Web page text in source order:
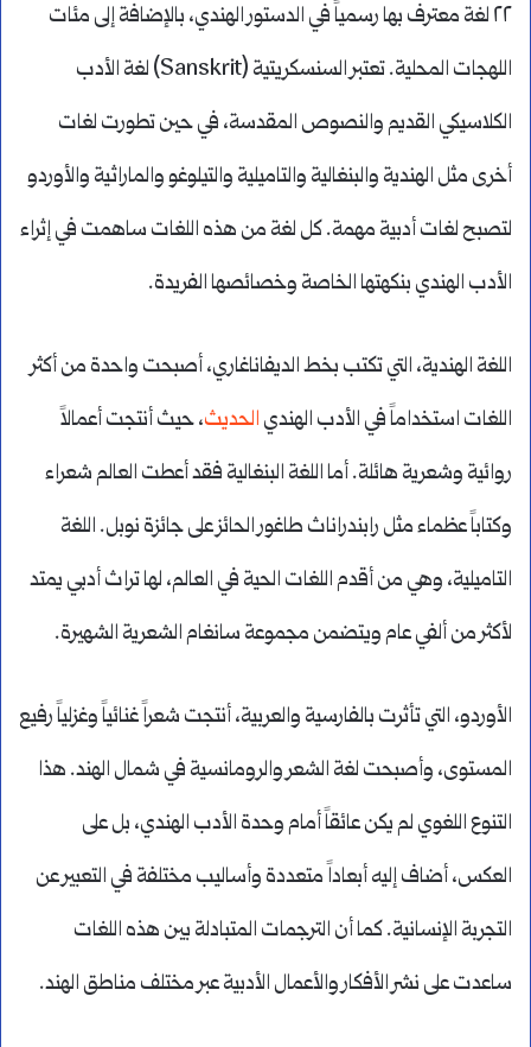
٢٢ لغة معترف بها رسمياً في الدستور الهندي، بالإضافة إلى مئات
اللهجات المحلية. تعتبر السنسكريتية (Sanskrit) لغة الأدب
الكلاسيكي القديم والنصوص المقدسة، في حين تطورت لغات
أخرى مثل الهندية والبنغالية والتاميلية والتيلوغو والماراثية والأوردو
لتصبح لغات أدبية مهمة. كل لغة من هذه اللغات ساهمت في إثراء
الأدب الهندي بنكهتها الخاصة وخصائصها الفريدة.
اللغة الهندية، التي تكتب بخط الديفاناغاري، أصبحت واحدة من أكثر
اللغات استخداماً في الأدب الهندي الحديث، حيث أنتجت أعمالاً
روائية وشعرية هائلة. أما اللغة البنغالية فقد أعطت العالم شعراء
وكتاباً عظماء مثل رابندراناث طاغور الحائز على جائزة نوبل. اللغة
التاميلية، وهي من أقدم اللغات الحية في العالم، لها تراث أدبي يمتد
لأكثر من ألفي عام ويتضمن مجموعة سانغام الشعرية الشهيرة.
الأوردو، التي تأثرت بالفارسية والعربية، أنتجت شعراً غنائياً وغزلياً رفيع
المستوى، وأصبحت لغة الشعر والرومانسية في شمال الهند. هذا
التنوع اللغوي لم يكن عائقاً أمام وحدة الأدب الهندي، بل على
العكس، أضاف إليه أبعاداً متعددة وأساليب مختلفة في التعبير عن
التجربة الإنسانية. كما أن الترجمات المتبادلة بين هذه اللغات
ساعدت على نشر الأفكار والأعمال الأدبية عبر مختلف مناطق الهند.